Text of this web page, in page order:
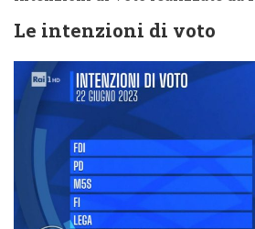
Le intenzioni di voto